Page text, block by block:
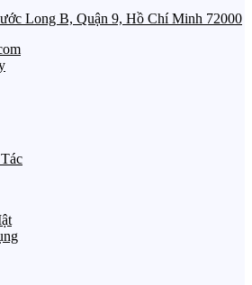
Long B, Quận 9, Hồ Chí Minh 72000